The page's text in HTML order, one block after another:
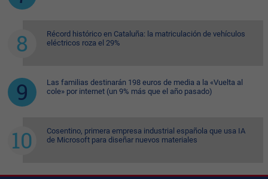
Récord histórico en Cataluña: la matriculación de vehículos
eléctricos roza el 29%
Las familias destinarán 198 euros de media a la «Vuelta al
cole» por internet (un 9% más que el año pasado)
Cosentino, primera empresa industrial española que usa IA
de Microsoft para diseñar nuevos materiales